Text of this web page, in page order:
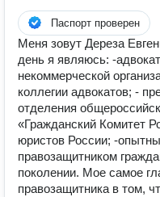
Паспорт проверен
Меня зовут Дереза
день я являюсь: -
некоммерческой
коллегии адвокатов; -
отделения
«Гражданский Комитет
юристов России; -
правозащитником
поколении. Мое самое
правозащитника в том,